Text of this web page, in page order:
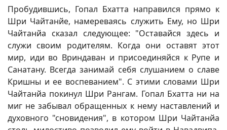
Пробудившись, Гопал Бхатта направился прямо к
Шри Чайтанйе, намереваясь служить Ему, но Шри
Чайтанйа сказал следующее: "Оставайся здесь и
служи своим родителям. Когда они оставят этот
мир, иди во Вриндаван и присоединяйся к Рупе и
Санатану. Всегда занимай себя слушанием о славе
Кришны и ее воспеванием". С этими словами Шри
Чайтанйа покинул Шри Рангам. Гопал Бхатта ни на
миг не забывал обращенных к нему наставлений и
духовного "сновидения", в котором Шри Чайтанйа